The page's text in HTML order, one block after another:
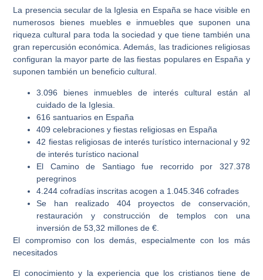
La presencia secular de la Iglesia en España se hace visible en
numerosos bienes muebles e inmuebles que suponen una
riqueza cultural para toda la sociedad y que tiene también una
gran repercusión económica. Además, las tradiciones religiosas
configuran la mayor parte de las fiestas populares en España y
suponen también un beneficio cultural.
3.096 bienes inmuebles de interés cultural están al
cuidado de la Iglesia.
616 santuarios en España
409 celebraciones y fiestas religiosas en España
42 fiestas religiosas de interés turístico internacional y 92
de interés turístico nacional
El Camino de Santiago fue recorrido por 327.378
peregrinos
4.244 cofradías inscritas acogen a 1.045.346 cofrades
Se han realizado 404 proyectos de conservación,
restauración y construcción de templos con una
inversión de 53,32 millones de €.
El compromiso con los demás, especialmente con los más
necesitados
El conocimiento y la experiencia que los cristianos tiene de